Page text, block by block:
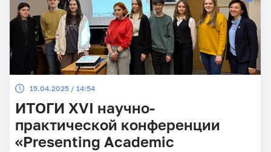
15.04.2025 / 14:54
ИТОГИ XVI научно-
практической конференции
«Presenting Academic